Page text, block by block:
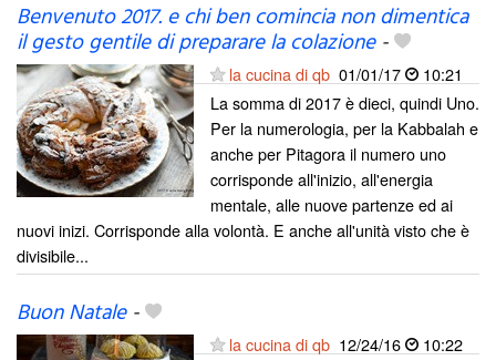
Benvenuto 2017. e chi ben comincia non dimentica
il gesto gentile di preparare la colazione-
la cucina di qb 01/01/17
10:21
La somma di 2017 è dieci, quindi Uno.
Per la numerologia, per la Kabbalah e
anche per Pitagora il numero uno
corrisponde all'inizio, all'energia
mentale, alle nuove partenze ed ai
nuovi inizi. Corrisponde alla volontà. E anche all'unità visto che è
divisibile...
Buon Natale-
la cucina di qb 12/24/16
10:22